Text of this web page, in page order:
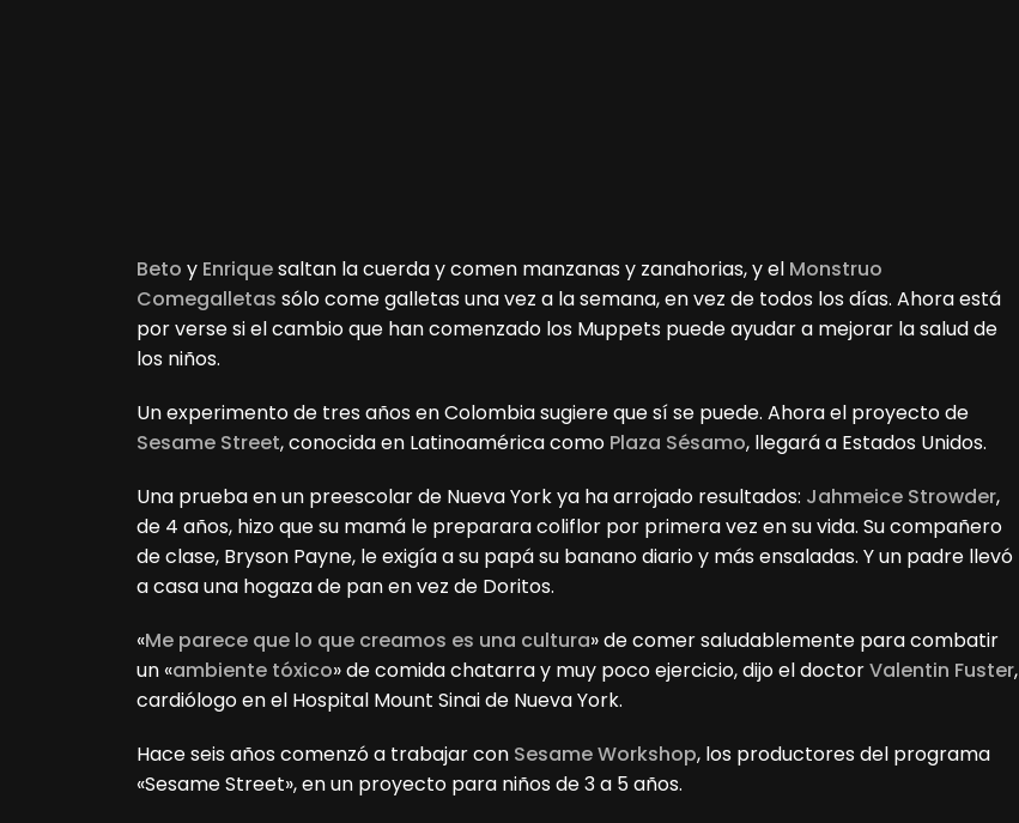
Beto y Enriquesaltan la cuerda y comen manzanas y zanahorias, y el Monstruo
Comegalletas sólo come galletas una vez a la semana, en vez de todos los días. Ahora está
por verse si el cambio que han comenzado los Muppets puede ayudar a mejorar la salud de
los niños.
Un experimento de tres años en Colombia sugiere que sí se puede. Ahora el proyecto de
Sesame Street, conocida en Latinoamérica como Plaza Sésamo, llegará a Estados Unidos.
Una prueba en un preescolar de Nueva York ya ha arrojado resultados: Jahmeice Strowder,
de 4 años, hizo que su mamá le preparara coliflor por primera vez en su vida. Su compañero
de clase, Bryson Payne, le exigía a su papá su banano diario y más ensaladas. Y un padre llevó
a casa una hogaza de pan en vez de Doritos.
«Me parece que lo que creamos es una cultura» de comer saludablemente para combatir
un «ambiente tóxico» de comida chatarra y muy poco ejercicio, dijo el doctorValentin Fuster,
cardiólogo en el Hospital Mount Sinai de Nueva York.
Hace seis años comenzó a trabajar con Sesame Workshop, los productores del programa
«Sesame Street», en un proyecto para niños de 3 a 5 años.